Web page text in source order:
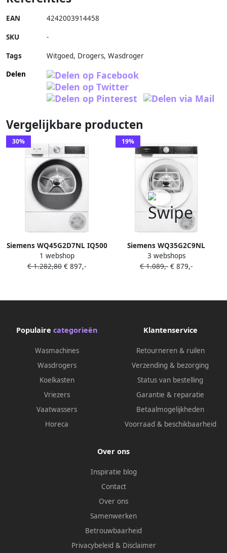
EAN 4242003914458
SKU -
Tags
Witgoed, Drogers, Wasdroger
Delen
Vergelijkbare producten
30%
Siemens WQ45G2D7NL IQ500
warmtepompdroger 9 kg
A+++
1 webshop
€ 1.282,80 € 897,-
19%
Siemens WQ35G2C9NL
extraKlasse
Warmtepompdroger Wit
3 webshops
€ 1.089,- € 879,-
Populaire categorieën
Wasmachines
Wasdrogers
Koelkasten
Vriezers
Vaatwassers
Horeca
Klantenservice
Retourneren & ruilen
Verzending & bezorging
Status van bestelling
Garantie & reparatie
Betaalmogelijkheden
Voorraad & beschikbaarheid
Over ons
Inspiratie blog
Contact
Over ons
Samenwerken
Betrouwbaarheid
Privacybeleid & Disclaimer